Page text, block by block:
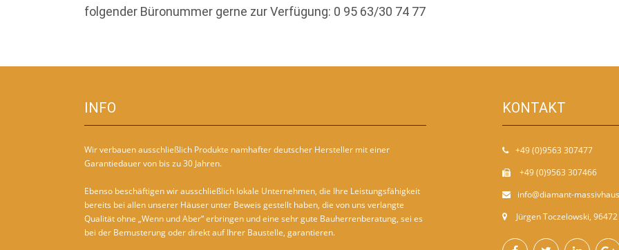
folgender Büronummer gerne zur Verfügung: 0 95 63/30 74 77
INFO
Wir verbauen ausschließlich Produkte namhafter deutscher Hersteller mit einer
Garantiedauer von bis zu 30 Jahren.
Ebenso beschäftigen wir ausschließlich lokale Unternehmen, die Ihre Leistungsfähigkeit
bereits bei allen unserer Häuser unter Beweis gestellt haben, die von uns verlangte
Qualität ohne „Wenn und Aber“ erbringen und eine sehr gute Bauherrenberatung, sei es
bei der Bemusterung oder direkt auf Ihrer Baustelle, garantieren.
KONTAKT
+49 (0)9563 307477
+49 (0)9563 307466
info@diamant-
Jürgen Toczelowski,